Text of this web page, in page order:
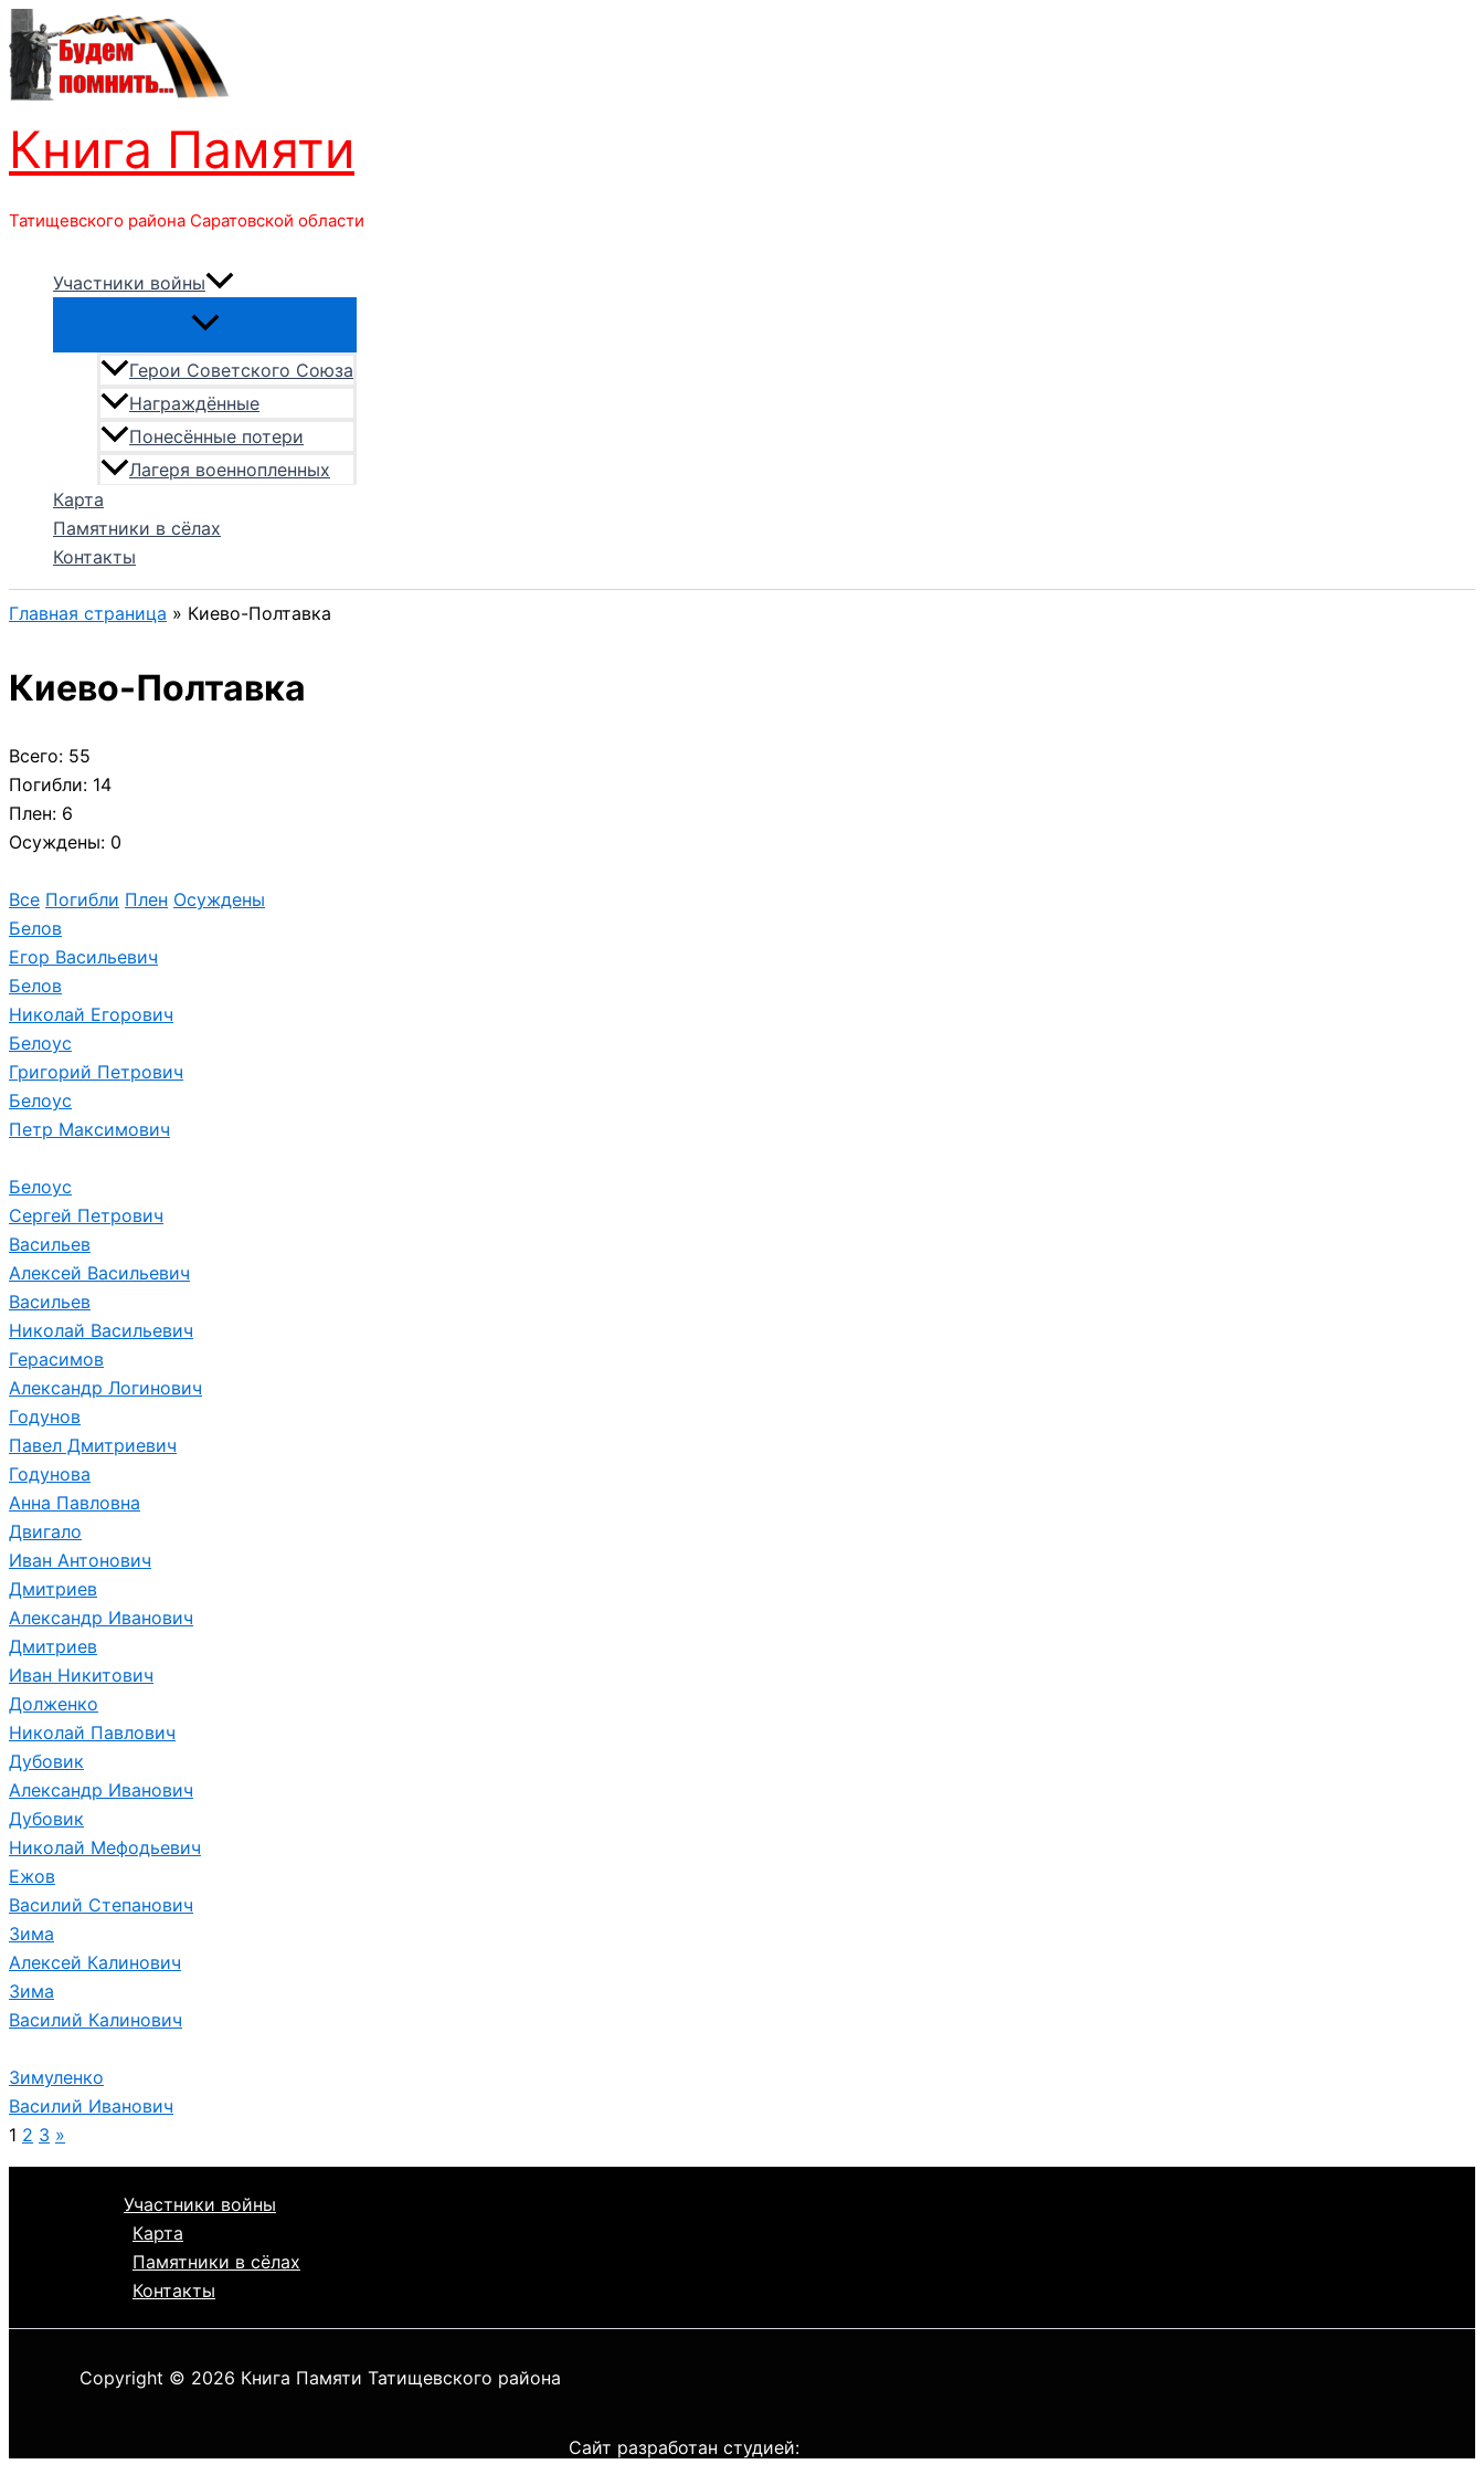
Перейти
к
содержимому
Книга Памяти
Татищевского района Саратовской области
Участники войны
Герои Советского Союза
Награждённые
Понесённые потери
Лагеря военнопленных
Карта
Памятники в сёлах
Контакты
Главная страница » Киево-Полтавка
Киево-Полтавка
Всего: 55
Погибли: 14
Плен: 6
Осуждены: 0
Все Погибли Плен Осуждены
Белов
Егор Васильевич
Белов
Николай Егорович
Белоус
Григорий Петрович
Белоус
Петр Максимович
Белоус
Сергей Петрович
Васильев
Алексей Васильевич
Васильев
Николай Васильевич
Герасимов
Александр Логинович
Годунов
Павел Дмитриевич
Годунова
Анна Павловна
Двигало
Иван Антонович
Дмитриев
Александр Иванович
Дмитриев
Иван Никитович
Долженко
Николай Павлович
Дубовик
Александр Иванович
Дубовик
Николай Мефодьевич
Ежов
Василий Степанович
Зима
Алексей Калинович
Зима
Василий Калинович
Зимуленко
Василий Иванович
1 2 3 »
Участники войны
Карта
Памятники в сёлах
Контакты
Copyright © 2026 Книга Памяти Татищевского района
Сайт разработан студией: